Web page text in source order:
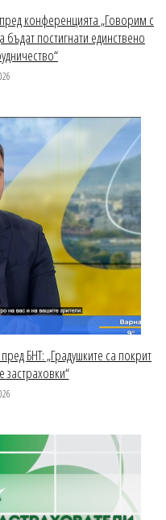
конференцията „Говорим с
постигнати единствено
БНТ: „Градушките са покрит
застраховки“